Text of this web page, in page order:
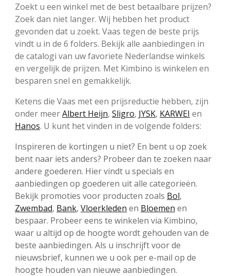
Zoekt u een winkel met de best betaalbare prijzen?
Zoek dan niet langer. Wij hebben het product
gevonden dat u zoekt. Vaas tegen de beste prijs
vindt u in de 6 folders. Bekijk alle aanbiedingen in
de catalogi van uw favoriete Nederlandse winkels
en vergelijk de prijzen. Met Kimbino is winkelen en
besparen snel en gemakkelijk.
Ketens die Vaas met een prijsreductie hebben, zijn
onder meerAlbert Heijn, Sligro, JYSK, KARWEI en
Hanos. U kunt het vinden in de volgende folders:
Inspireren de kortingen u niet? En bent u op zoek
bent naar iets anders? Probeer dan te zoeken naar
andere goederen. Hier vindt u specials en
aanbiedingen op goederen uit alle categorieën.
Bekijk promoties voor producten zoals Bol,
Zwembad, Bank, Vloerkleden en Bloemen en
bespaar. Probeer eens te winkelen via Kimbino,
waar u altijd op de hoogte wordt gehouden van de
beste aanbiedingen. Als u inschrijft voor de
nieuwsbrief, kunnen we u ook per e-mail op de
hoogte houden van nieuwe aanbiedingen.